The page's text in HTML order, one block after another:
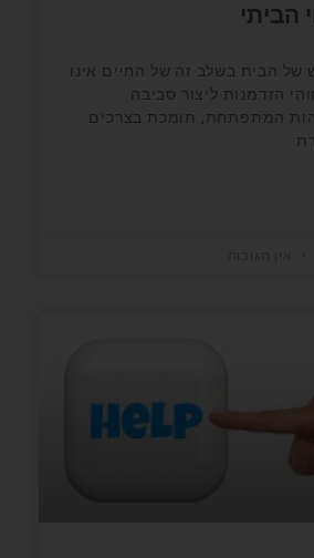
הביתי
של הבית בשלב זה של החיים אינו
הזדמנות ליצור סביבה
המתפתחת, תומכת בצרכים